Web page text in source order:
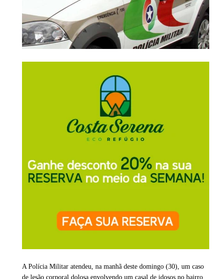
A Polícia Militar atendeu, na manhã deste domingo (30), um caso
de lesão corporal dolosa envolvendo um casal de idosos no bairro